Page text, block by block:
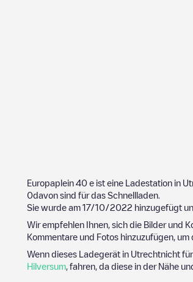
Europaplein 40 e ist eine Ladestation in
0davon sind für das Schnellladen.
Sie wurde am 17/10/2022 hinzugefügt
Wir empfehlen Ihnen, sich die Bilder und
Kommentare und Fotos hinzuzufügen, um
Wenn dieses Ladegerät in Utrechtnicht
Hilversum , fahren, da diese in der Nähe